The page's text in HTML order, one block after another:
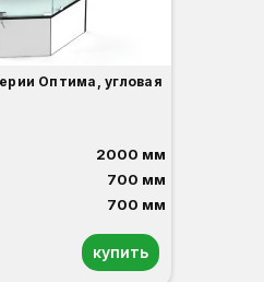
Оптима, угловая
2000 мм
700 мм
700 мм
купить